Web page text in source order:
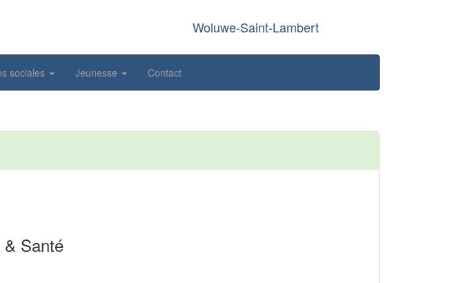
Woluwe-Saint-Lambert
sociales Jeunesse Contact
Santé